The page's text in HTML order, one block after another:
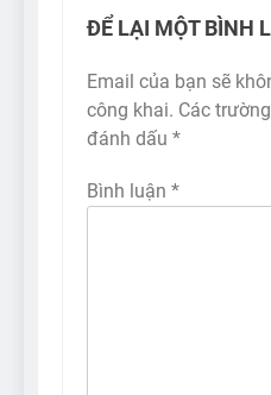
ĐỂ LẠI MỘT BÌNH
Email của bạn sẽ
công khai. Các
đánh dấu *
Bình luận *